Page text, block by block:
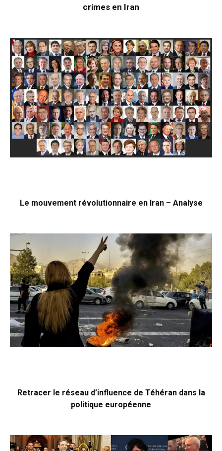
crimes en Iran
Le mouvement révolutionnaire en Iran – Analyse
Retracer le réseau d’influence de Téhéran dans la
politique européenne